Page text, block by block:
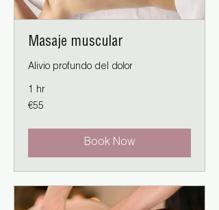
Masaje muscular
Alivio profundo del dolor
1 hr
55
euros
€55
Book Now